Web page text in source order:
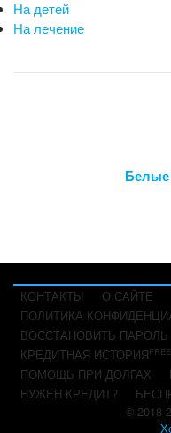
На детей
На лечение
Белые
КОНТАКТЫ
О САЙТЕ
ПОЛИТИКА
ВОССТАНОВИТЬ ПАРОЛЬ
КРЕДИТНАЯ ИСТОРИЯFREE
ПОМОЩЬ ПРИ ДОЛГАХ
НУЖЕН КРЕДИТ?
© 2018-